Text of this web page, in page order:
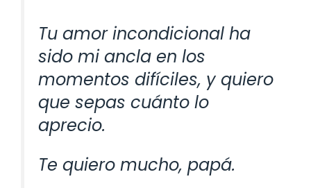
Tu amor incondicional ha
sido mi ancla en los
momentos difíciles, y quiero
que sepas cuánto lo
aprecio.
Te quiero mucho, papá.